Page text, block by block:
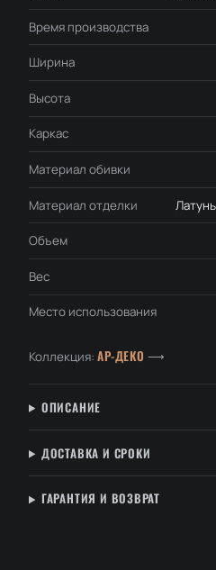
Время производства
Ширина
Высота
Каркас
Материал обивки
Материал отделки
Объем
Вес
Место использования
Коллекция: АР-ДЕКО ⟶
ОПИСАНИЕ
ДОСТАВКА И СРОКИ
ГАРАНТИЯ И ВОЗВРАТ